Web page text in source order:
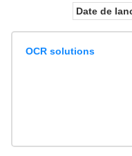
Date de
OCR solutions